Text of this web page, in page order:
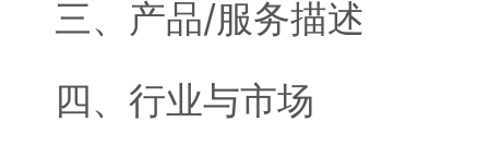
三、产品/服务描述
四、行业与市场